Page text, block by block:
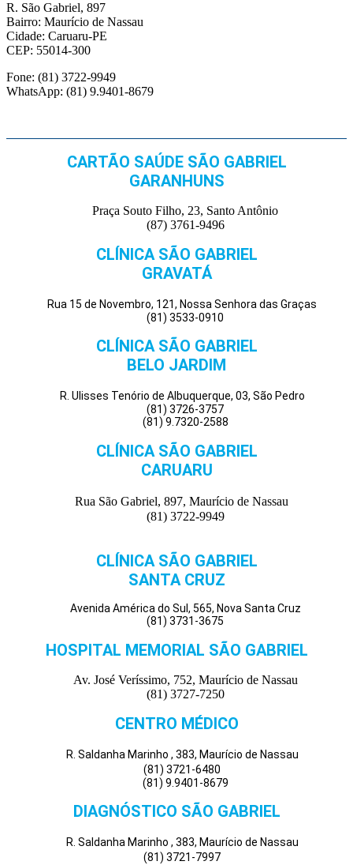
R. São Gabriel, 897
Bairro: Maurício de Nassau
Cidade: Caruaru-PE
CEP: 55014-300
Fone: (81) 3722-9949
WhatsApp: (81) 9.9401-8679
CARTÃO SAÚDE SÃO GABRIEL
GARANHUNS
Praça Souto Filho, 23, Santo Antônio
(87) 3761-9496
CLÍNICA SÃO GABRIEL
GRAVATÁ
Rua 15 de Novembro, 121, Nossa Senhora das Graças
(81) 3533-0910
CLÍNICA SÃO GABRIEL
BELO JARDIM
R. Ulisses Tenório de Albuquerque, 03, São Pedro
(81) 3726-3757
(81) 9.7320-2588
CLÍNICA SÃO GABRIEL
CARUARU
Rua São Gabriel, 897, Maurício de Nassau
(81) 3722-9949
CLÍNICA SÃO GABRIEL
SANTA CRUZ
Avenida América do Sul, 565, Nova Santa Cruz
(81) 3731-3675
HOSPITAL MEMORIAL SÃO GABRIEL
Av. José Veríssimo, 752, Maurício de Nassau
(81) 3727-7250
CENTRO MÉDICO
R. Saldanha Marinho , 383, Maurício de Nassau
(81) 3721-6480
(81) 9.9401-8679
DIAGNÓSTICO SÃO GABRIEL
R. Saldanha Marinho , 383, Maurício de Nassau
(81) 3721-7997